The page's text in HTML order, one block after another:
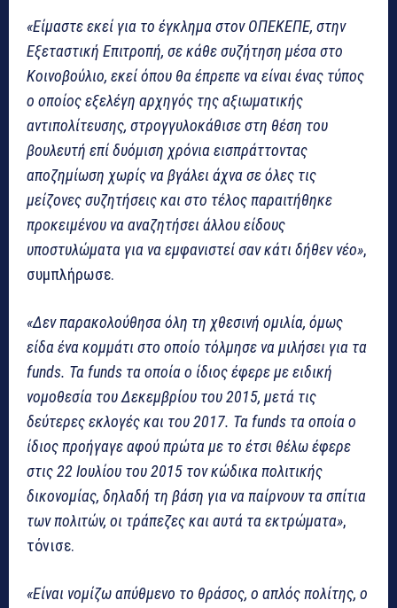
«Είμαστε εκεί για το έγκλημα στον ΟΠΕΚΕΠΕ, στην
Εξεταστική Επιτροπή, σε κάθε συζήτηση μέσα στο
Κοινοβούλιο, εκεί όπου θα έπρεπε να είναι ένας τύπος
ο οποίος εξελέγη αρχηγός της αξιωματικής
αντιπολίτευσης, στρογγυλοκάθισε στη θέση του
βουλευτή επί δυόμιση χρόνια εισπράττοντας
αποζημίωση χωρίς να βγάλει άχνα σε όλες τις
μείζονες συζητήσεις και στο τέλος παραιτήθηκε
προκειμένου να αναζητήσει άλλου είδους
υποστυλώματα για να εμφανιστεί σαν κάτι δήθεν νέο»,
συμπλήρωσε.
«Δεν παρακολούθησα όλη τη χθεσινή ομιλία, όμως
είδα ένα κομμάτι στο οποίο τόλμησε να μιλήσει για τα
funds. Τα funds τα οποία ο ίδιος έφερε με ειδική
νομοθεσία του Δεκεμβρίου του 2015, μετά τις
δεύτερες εκλογές και του 2017. Τα funds τα οποία ο
ίδιος προήγαγε αφού πρώτα με το έτσι θέλω έφερε
στις 22 Ιουλίου του 2015 τον κώδικα πολιτικής
δικονομίας, δηλαδή τη βάση για να παίρνουν τα σπίτια
των πολιτών, οι τράπεζες και αυτά τα εκτρώματα»,
τόνισε.
«Είναι νομίζω απύθμενο το θράσος, ο απλός πολίτης, ο